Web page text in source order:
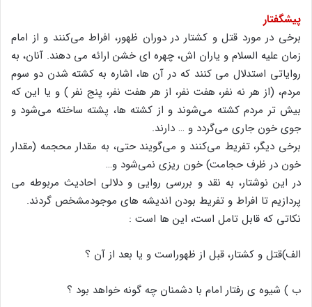
پیشگفتار
برخی در مورد قتل و کشتار در دوران ظهور، افراط می‌کنند و از امام
زمان علیه السلام و یاران اش، چهره ای خشن ارائه می دهند. آنان، به
روایاتی استدلال می کنند که در آن ها، اشاره به کشته شدن دو سوم
مردم، (از هر نه نفر، هفت نفر، از هر هفت نفر، پنج نفر ) و یا این که
بیش تر مردم کشته می‌شوند و از کشته ها، پشته ساخته می‌شود و
جوی خون جاری می‌گردد و … دارند.
برخی دیگر، تفریط می‌کنند و می‌گویند حتی، به مقدار محجمه (مقدار
خون در ظرف حجامت) خون ریزی نمی‌شود و…
در این نوشتار، به نقد و بررسی روایی و دلالی احادیث مربوطه می
پردازیم تا افراط و تفریط بودن اندیشه های موجودمشخص گردند.
نکاتی که قابل تامل است، این ها است :
الف)قتل و کشتار، قبل از ظهوراست و یا بعد از آن ؟
ب ) شیوه ی رفتار امام با دشمنان چه گونه خواهد بود ؟